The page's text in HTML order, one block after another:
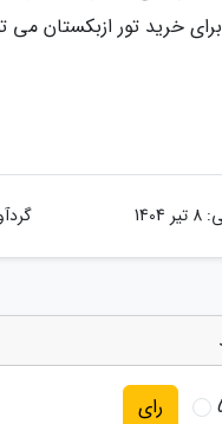
8 تیر 1404
رای